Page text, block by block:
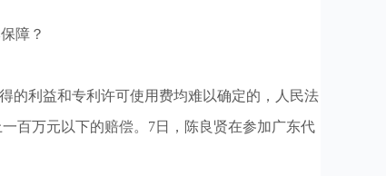
障？
的利益和专利许可使用费均难以确定的，人民法
百万元以下的赔偿。7日，陈良贤在参加广东代